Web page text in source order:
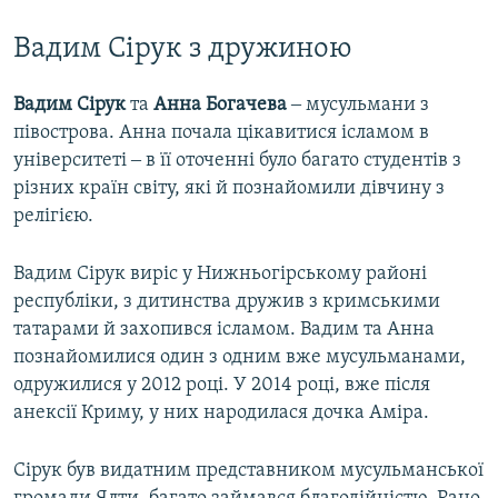
Вадим Сірук з дружиною
Вадим Сірукта Анна Богачева‒ мусульмани з
півострова. Анна почала цікавитися ісламом в
університеті ‒ в її оточенні було багато студентів з
різних країн світу, які й познайомили дівчину з
релігією.
Вадим Сірук виріс у Нижньогірському районі
республіки, з дитинства дружив з кримськими
татарами й захопився ісламом. Вадим та Анна
познайомилися один з одним вже мусульманами,
одружилися у 2012 році. У 2014 році, вже після
анексії Криму, у них народилася дочка Аміра.
Сірук був видатним представником мусульманської